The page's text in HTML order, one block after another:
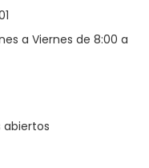
a Viernes de 8:00 a